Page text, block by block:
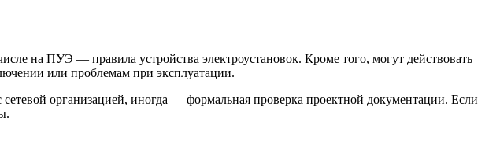
на ПУЭ — правила устройства электроустановок. Кроме того, могут действовать
или проблемам при эксплуатации.
организацией, иногда — формальная проверка проектной документации. Если